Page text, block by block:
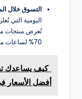
التسوق خلال
اليومية التي
تُعرض منتجات
70% لساعات محدودة.
كيف يساعدك
أفضل الأسعار